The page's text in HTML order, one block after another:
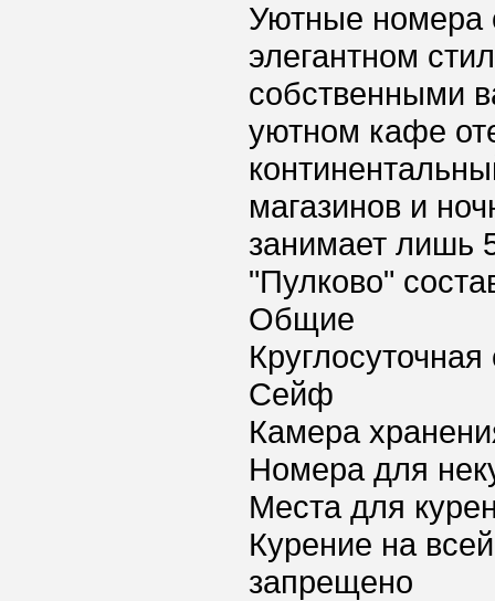
Уютные номера
элегантном
собственными
уютном кафе
магазинов и
занимает лишь
"Пулково"
Общие
Сейф
Камера
Номера для
Места для
Курение на
запрещено